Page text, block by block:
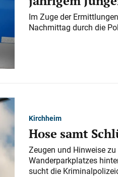
Im Zuge der
Nachmittag durch die
Kirchheim
Hose samt
Zeugen und Hinweise
Wanderparkplatzes
sucht die